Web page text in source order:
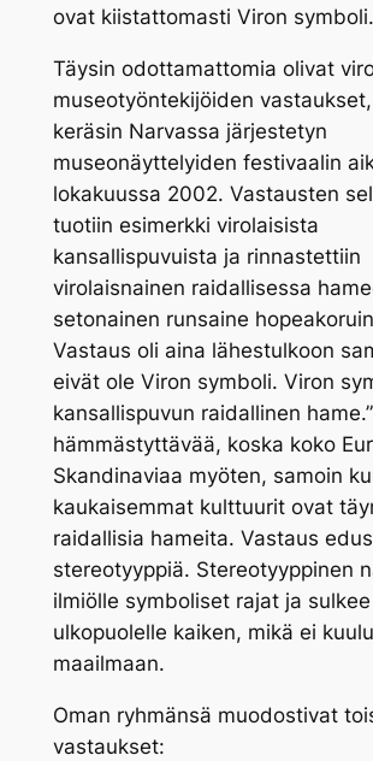
ovat kiistattomasti Viron
Täysin odottamattomia olivat
museotyöntekijöiden
keräsin Narvassa järjestetyn
museonäyttelyiden festivaalin
lokakuussa 2002. Vastausten
tuotiin esimerkki virolaisista
kansallispuvuista ja rinnastettiin
virolaisnainen raidallisessa
setonainen runsaine
Vastaus oli aina lähestulkoon
eivät ole Viron symboli. Viron
kansallispuvun raidallinen
hämmästyttävää, koska koko
Skandinaviaa myöten, samoin
kaukaisemmat kulttuurit ovat
raidallisia hameita. Vastaus
stereotyyppiä. Stereotyyppinen
ilmiölle symboliset rajat ja sulkee
ulkopuolelle kaiken, mikä ei
maailmaan.
Oman ryhmänsä muodostivat
vastaukset: